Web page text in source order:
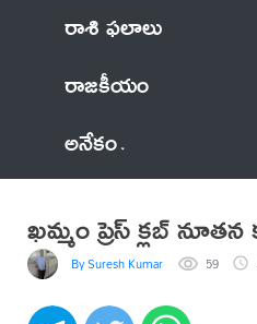
రాశి ఫలాలు
రాజకీయం
అనేకం
ఖమ్మం ప్రెస్ క్లబ్
By Suresh Kumar 59